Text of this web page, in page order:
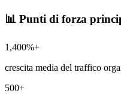
📊 Punti di forza
1,400%+
crescita media del traffico
500+